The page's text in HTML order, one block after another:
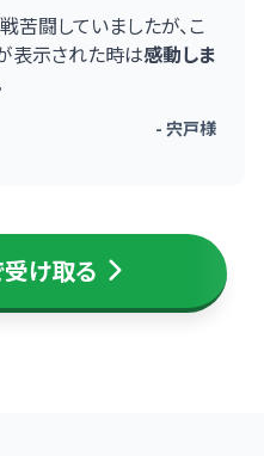
闘していましたが、こ
表示された時は感動しま
- 宍戸様
け取る